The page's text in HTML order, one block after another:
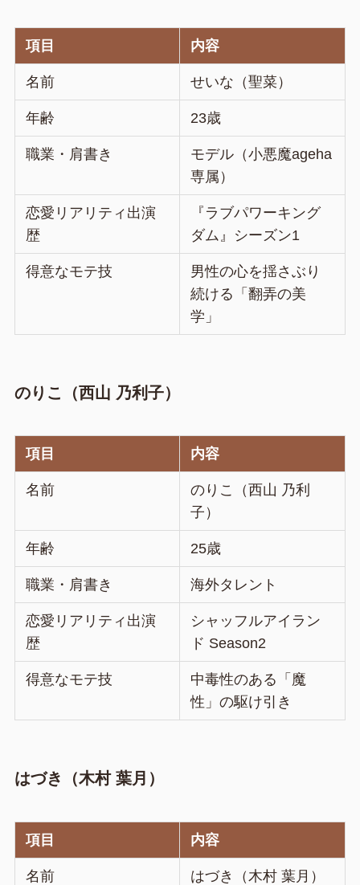
項目 内容
名前 せいな（聖菜）
年齢 23歳
職業・肩書き
モデル（小悪魔ageha
専属）
恋愛リアリティ出演
歴
『ラブパワーキング
ダム』シーズン1
得意なモテ技
男性の心を揺さぶり
続ける「翻弄の美
学」
のりこ（西山 乃利子）
項目 内容
名前
のりこ（西山 乃利
子）
年齢 25歳
職業・肩書き 海外タレント
恋愛リアリティ出演
歴
シャッフルアイラン
ド Season2
得意なモテ技
中毒性のある「魔
性」の駆け引き
はづき（木村 葉月）
項目 内容
名前 はづき（木村 葉月）